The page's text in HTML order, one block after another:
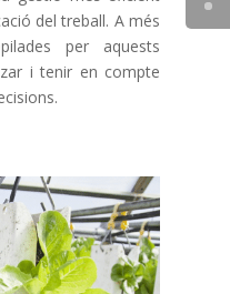
del treball. A més
per aquests
i tenir en compte